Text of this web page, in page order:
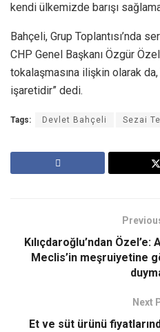
kendi ülkemizde barışı
Bahçeli, Grup Toplantısı’nda
CHP Genel Başkanı Özgür
tokalaşmasına ilişkin olarak
işaretidir” dedi.
Tags: Devlet Bahçeli Sezai
Kılıçdaroğlu’ndan Özel’e:
Meclis’in meşruiyetine
Next
Et ve süt ürünü